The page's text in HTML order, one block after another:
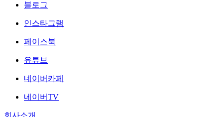
블로그
인스타그램
페이스북
유튜브
네이버카페
네이버TV